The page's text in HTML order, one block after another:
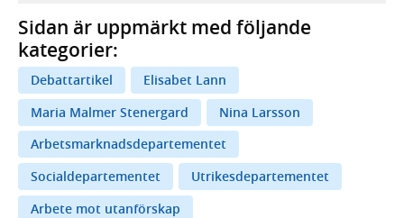
Sidan är uppmärkt med följande
kategorier:
Debattartikel
Elisabet Lann
Maria Malmer Stenergard
Nina Larsson
Arbetsmarknadsdepartementet
Socialdepartementet
Utrikesdepartementet
Arbete mot utanförskap